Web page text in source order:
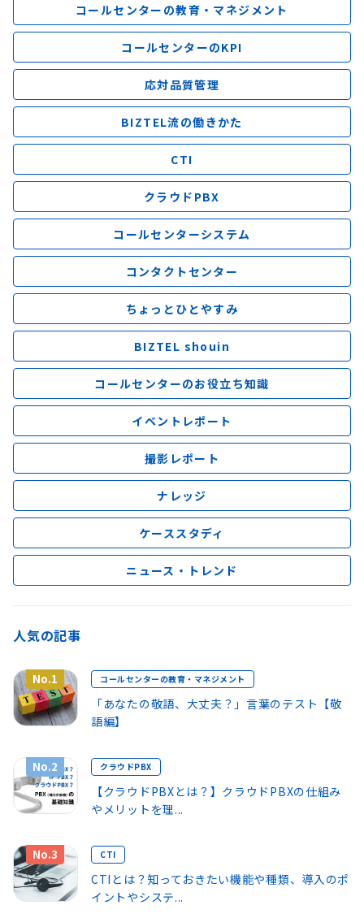
コールセンターの教育・マネジメント
コールセンターのKPI
応対品質管理
BIZTEL流の働きかた
CTI
クラウドPBX
コールセンターシステム
コンタクトセンター
ちょっとひとやすみ
BIZTEL shouin
コールセンターのお役立ち知識
イベントレポート
撮影レポート
ナレッジ
ケーススタディ
ニュース・トレンド
人気の記事
No.1 コールセンターの教育・マネジメント
「あなたの敬語、大丈夫？」言葉のテスト【敬
語編】
No.2 クラウドPBX
【クラウドPBXとは？】クラウドPBXの仕組み
やメリットを理...
No.3 CTI
CTIとは？知っておきたい機能や種類、導入のポ
イントやシステ...